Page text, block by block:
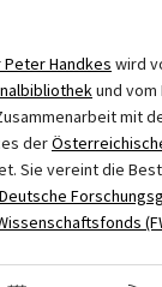
Handkes wird
und vom
mit
der
Sie vereint die
Deutsche